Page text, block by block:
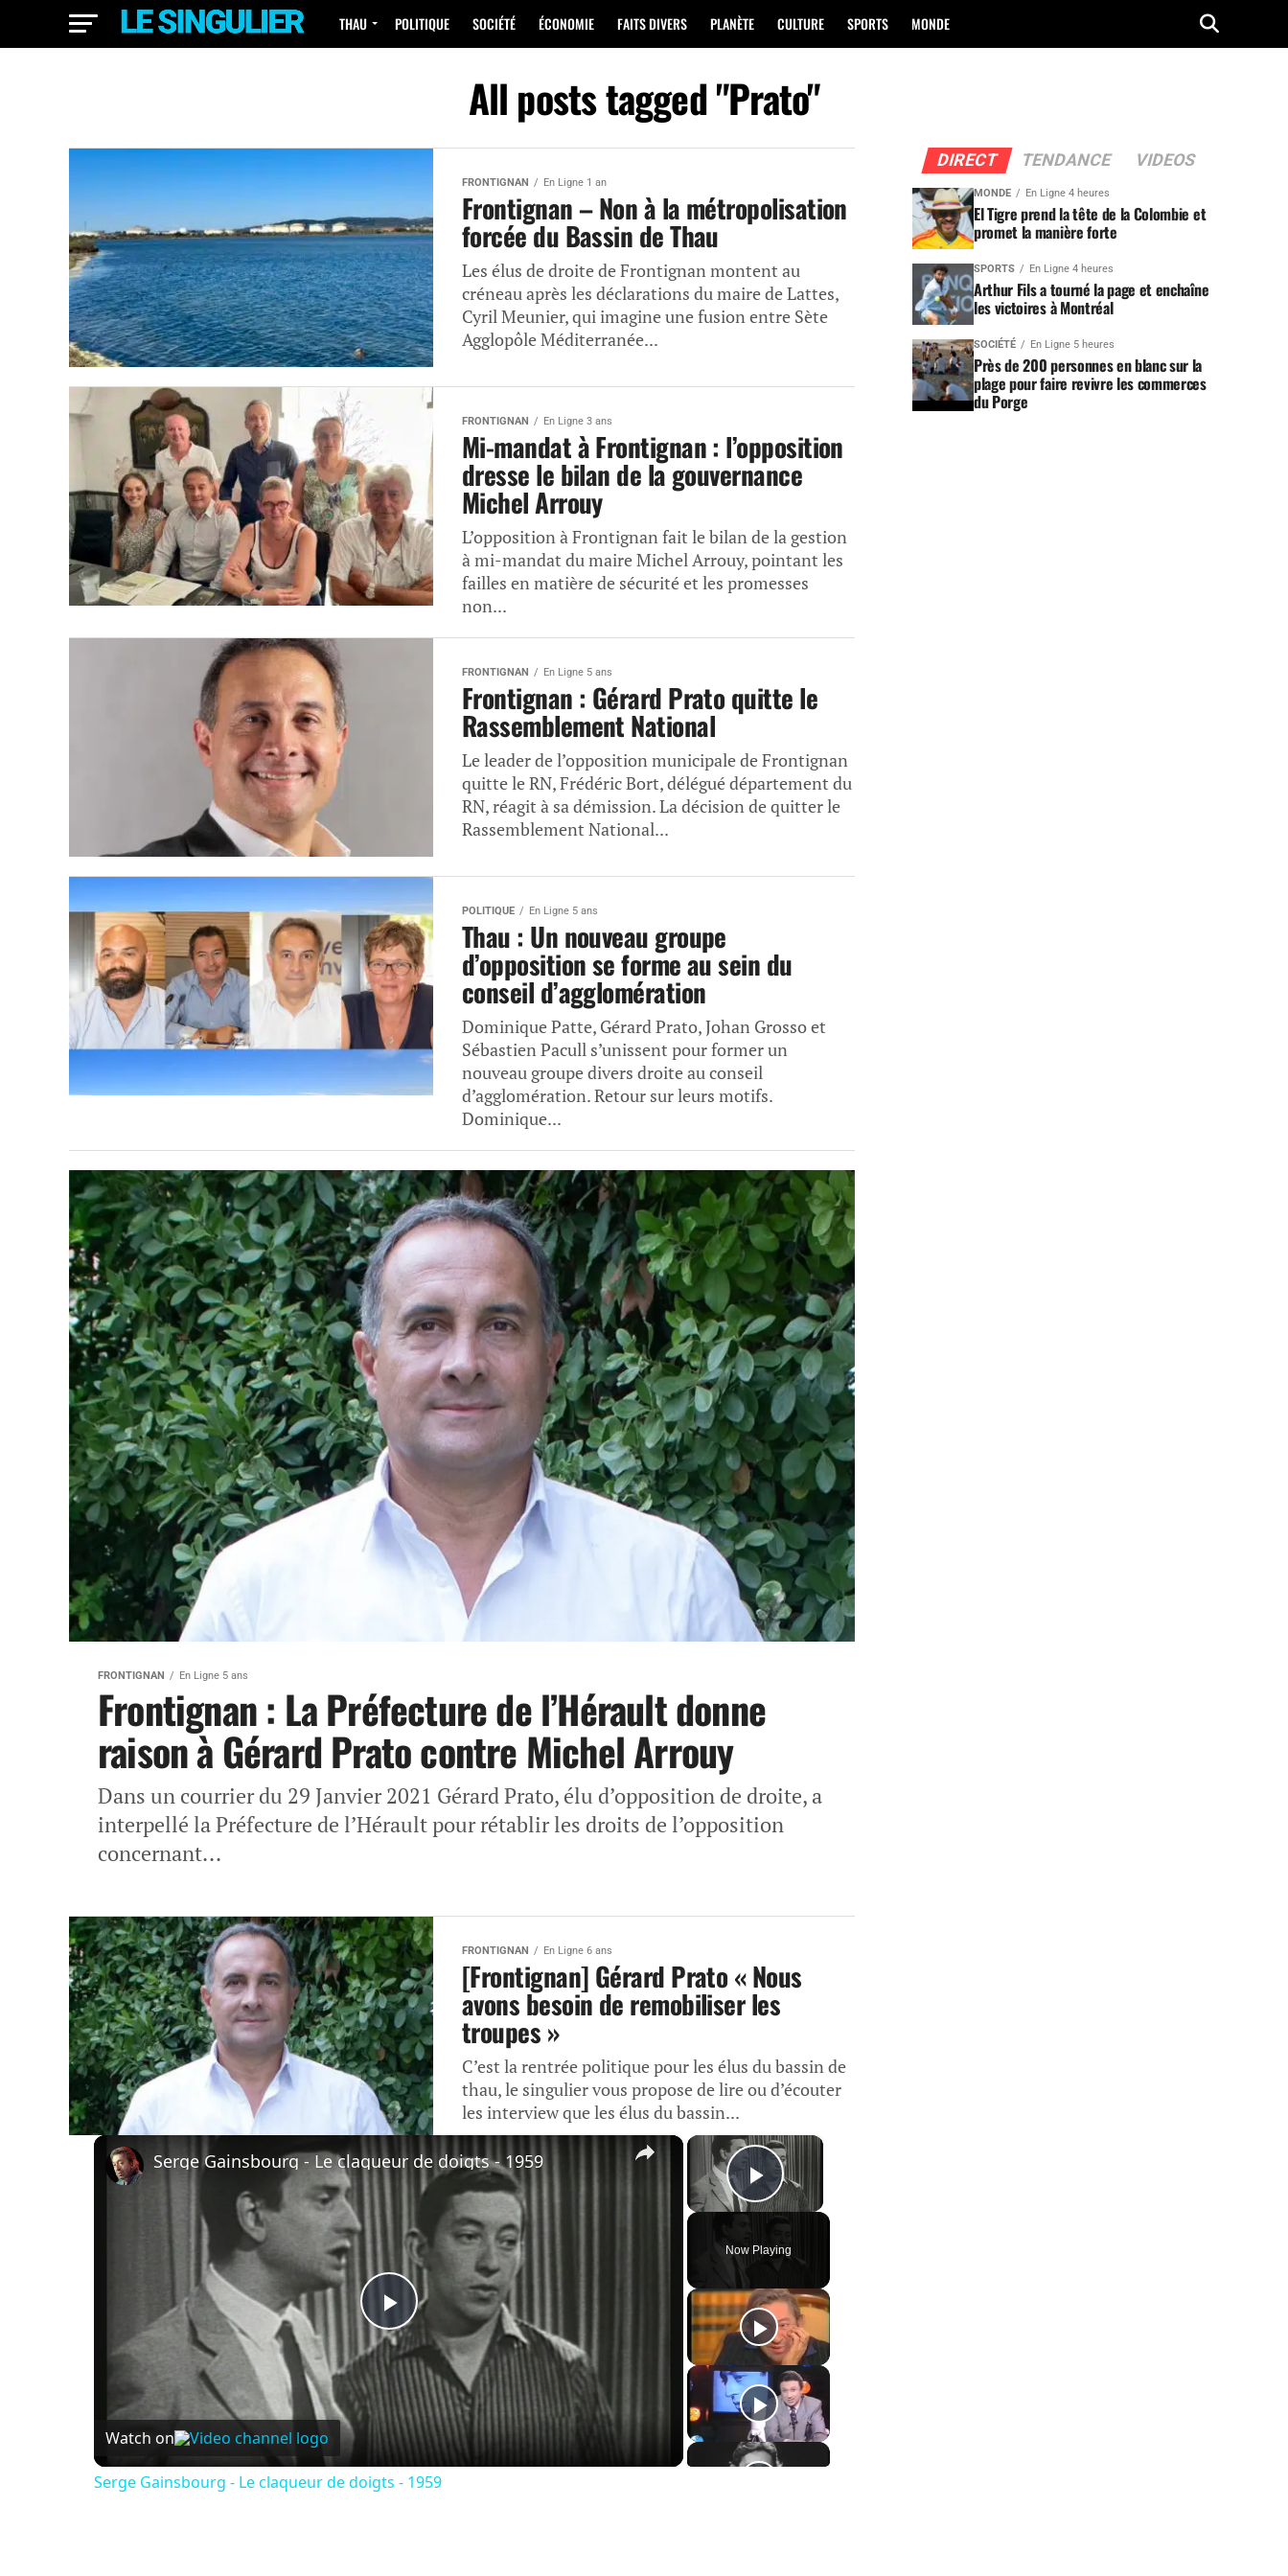
THAU POLITIQUE SOCIÉTÉ ÉCONOMIE FAITS DIVERS PLANÈTE CULTURE SPORTS MONDE
All posts tagged "Prato"
FRONTIGNAN En Ligne 1 an
Frontignan – Non à la métropolisation
forcée du Bassin de Thau
Les élus de droite de Frontignan montent au
créneau après les déclarations du maire de Lattes,
Cyril Meunier, qui imagine une fusion entre Sète
Agglopôle Méditerranée...
FRONTIGNAN En Ligne 3 ans
Mi-mandat à Frontignan : l’opposition
dresse le bilan de la gouvernance
Michel Arrouy
L’opposition à Frontignan fait le bilan de la gestion
à mi-mandat du maire Michel Arrouy, pointant les
failles en matière de sécurité et les promesses
non...
FRONTIGNAN En Ligne 5 ans
Frontignan : Gérard Prato quitte le
Rassemblement National
Le leader de l’opposition municipale de Frontignan
quitte le RN, Frédéric Bort, délégué département du
RN, réagit à sa démission. La décision de quitter le
Rassemblement National...
POLITIQUE En Ligne 5 ans
Thau : Un nouveau groupe
d’opposition se forme au sein du
conseil d’agglomération
Dominique Patte, Gérard Prato, Johan Grosso et
Sébastien Pacull s’unissent pour former un
nouveau groupe divers droite au conseil
d’agglomération. Retour sur leurs motifs.
Dominique...
FRONTIGNAN En Ligne 5 ans
Frontignan : La Préfecture de l’Hérault donne
raison à Gérard Prato contre Michel Arrouy
Dans un courrier du 29 Janvier 2021 Gérard Prato, élu d’opposition de droite, a
interpellé la Préfecture de l’Hérault pour rétablir les droits de l’opposition
concernant...
FRONTIGNAN En Ligne 6 ans
[Frontignan] Gérard Prato « Nous
avons besoin de remobiliser les
troupes »
C’est la rentrée politique pour les élus du bassin de
thau, le singulier vous propose de lire ou d’écouter
les interview que les élus du bassin...
×
Play Video
Now Playing
×
Play
Video
Serge Gainsbourg - Le claqueur de doigts - 1959
Watch on
Serge Gainsbourg - Le claqueur de doigts - 1959
DIRECT TENDANCE VIDEOS
MONDE En Ligne 4 heures
El Tigre prend la tête de la Colombie et
promet la manière forte
SPORTS En Ligne 4 heures
Arthur Fils a tourné la page et enchaîne
les victoires à Montréal
SOCIÉTÉ En Ligne 5 heures
Près de 200 personnes en blanc sur la
plage pour faire revivre les commerces
du Porge